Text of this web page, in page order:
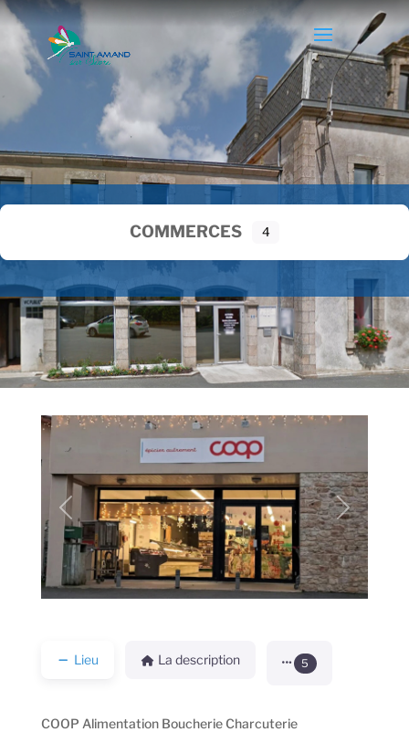
COMMERCES 4
Précédent Prochain
Lieu La description 5
COOP Alimentation Boucherie Charcuterie